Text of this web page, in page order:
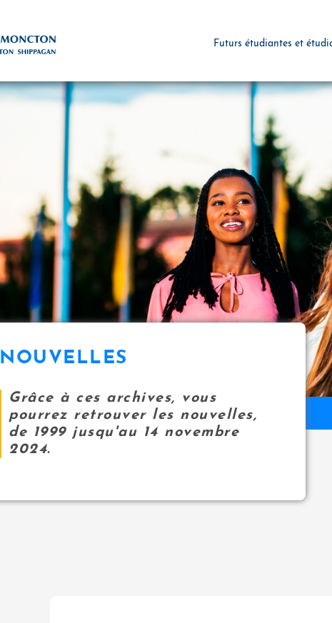
Futurs étudiantes et
NOUVELLES
Grâce à ces archives, vous
pourrez retrouver les nouvelles,
de 1999 jusqu'au 14 novembre
2024.